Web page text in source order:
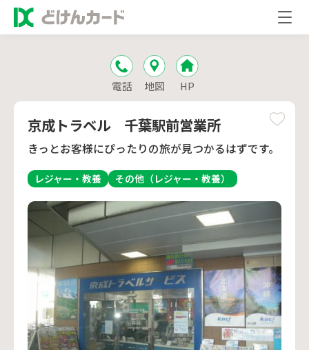
電話 地図 HP
京成トラベル 千葉駅前営業所
きっとお客様にぴったりの旅が見つかるはずです。
レジャー・教養 その他（レジャー・教養）